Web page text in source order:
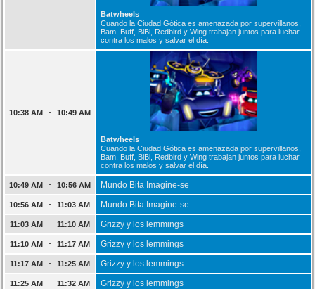
Batwheels
Cuando la Ciudad Gótica es amenazada por supervillanos,
Bam, Buff, BiBi, Redbird y Wing trabajan juntos para luchar
contra los malos y salvar el día.
10:38 AM - 10:49 AM
Batwheels
Cuando la Ciudad Gótica es amenazada por supervillanos,
Bam, Buff, BiBi, Redbird y Wing trabajan juntos para luchar
contra los malos y salvar el día.
10:49 AM - 10:56 AM Mundo Bita Imagine-se
10:56 AM - 11:03 AM Mundo Bita Imagine-se
11:03 AM - 11:10 AM Grizzy y los lemmings
11:10 AM - 11:17 AM Grizzy y los lemmings
11:17 AM - 11:25 AM Grizzy y los lemmings
11:25 AM - 11:32 AM Grizzy y los lemmings